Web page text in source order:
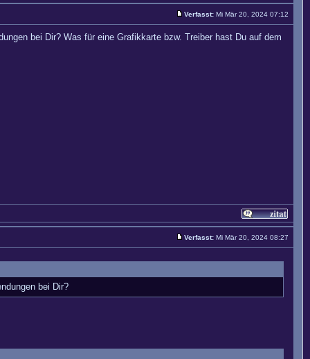
Verfasst: Mi Mär 20, 2024 07:12
bei Dir? Was für eine Grafikkarte bzw. Treiber hast Du auf dem
Verfasst: Mi Mär 20, 2024 08:27
bei Dir?